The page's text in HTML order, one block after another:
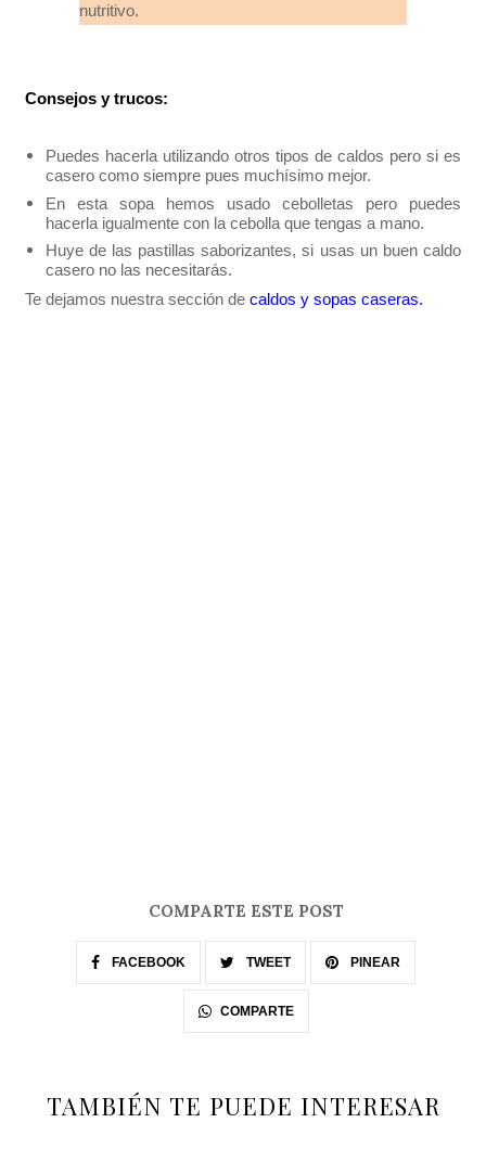
nutritivo.
Consejos y trucos:
Puedes hacerla utilizando otros tipos de caldos pero si es
casero como siempre pues muchísimo mejor.
En esta sopa hemos usado cebolletas pero puedes
hacerla igualmente con la cebolla que tengas a mano.
Huye de las pastillas saborizantes, si usas un buen caldo
casero no las necesitarás.
Te dejamos nuestra sección de caldos y sopas caseras.
COMPARTE ESTE POST
FACEBOOK TWEET PINEAR
COMPARTE
TAMBIÉN TE PUEDE INTERESAR